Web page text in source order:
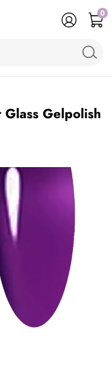
0
Glass Gelpolish